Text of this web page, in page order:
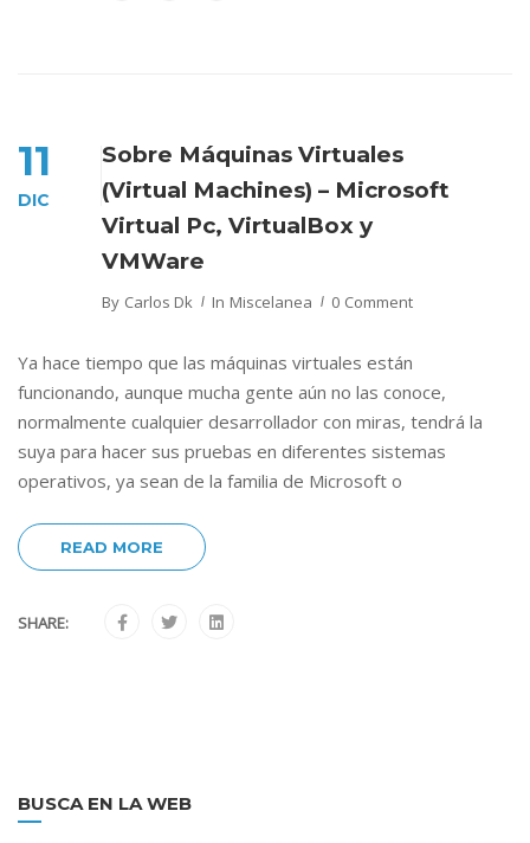
11
DIC
Sobre Máquinas Virtuales
(Virtual Machines) – Microsoft
Virtual Pc, VirtualBox y
VMWare
By Carlos Dk In Miscelanea 0 Comment
Ya hace tiempo que las máquinas virtuales están
funcionando, aunque mucha gente aún no las conoce,
normalmente cualquier desarrollador con miras, tendrá la
suya para hacer sus pruebas en diferentes sistemas
operativos, ya sean de la familia de Microsoft o
READ MORE
SHARE:
BUSCA EN LA WEB